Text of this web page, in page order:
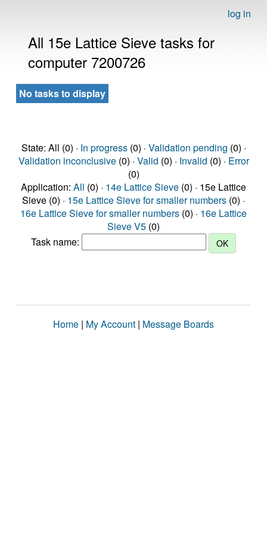
log in
All 15e Lattice Sieve tasks for
computer 7200726
No tasks to display
State: All (0) · In progress(0) · Validation pending (0) ·
Validation inconclusive(0) · Valid (0) · Invalid (0) · Error
(0)
Application: All (0) · 14e Lattice Sieve (0) · 15e Lattice
Sieve (0) · 15e Lattice Sieve for smaller numbers (0) ·
16e Lattice Sieve for smaller numbers (0) · 16e Lattice
Sieve V5 (0)
Task name:
Home | My Account | Message Boards